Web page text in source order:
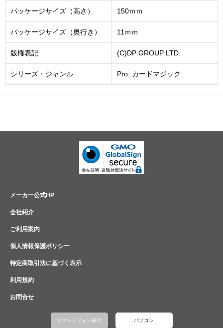
パッケージサイズ（高さ） 150ｍｍ
パッケージサイズ（奥行き） 11ｍｍ
版権表記 (C)DP GROUP LTD.
シリーズ・ジャンル Pro. カードマジック
メーカー公式HP
会社紹介
ご利用案内
個人情報保護ポリシー
特定商取引法に基づく表示
利用規約
お問合せ
スマートフォン表示 パソコン